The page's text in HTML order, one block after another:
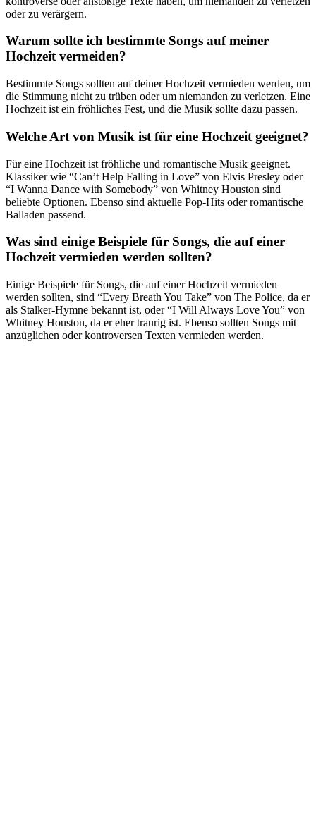
oder zu verärgern.
Warum sollte ich bestimmte Songs auf meiner
Hochzeit vermeiden?
Bestimmte Songs sollten auf deiner Hochzeit vermieden werden, um
die Stimmung nicht zu trüben oder um niemanden zu verletzen. Eine
Hochzeit ist ein fröhliches Fest, und die Musik sollte dazu passen.
Welche Art von Musik ist für eine Hochzeit geeignet?
Für eine Hochzeit ist fröhliche und romantische Musik geeignet.
Klassiker wie “Can’t Help Falling in Love” von Elvis Presley oder
“I Wanna Dance with Somebody” von Whitney Houston sind
beliebte Optionen. Ebenso sind aktuelle Pop-Hits oder romantische
Balladen passend.
Was sind einige Beispiele für Songs, die auf einer
Hochzeit vermieden werden sollten?
Einige Beispiele für Songs, die auf einer Hochzeit vermieden
werden sollten, sind “Every Breath You Take” von The Police, da er
als Stalker-Hymne bekannt ist, oder “I Will Always Love You” von
Whitney Houston, da er eher traurig ist. Ebenso sollten Songs mit
anzüglichen oder kontroversen Texten vermieden werden.